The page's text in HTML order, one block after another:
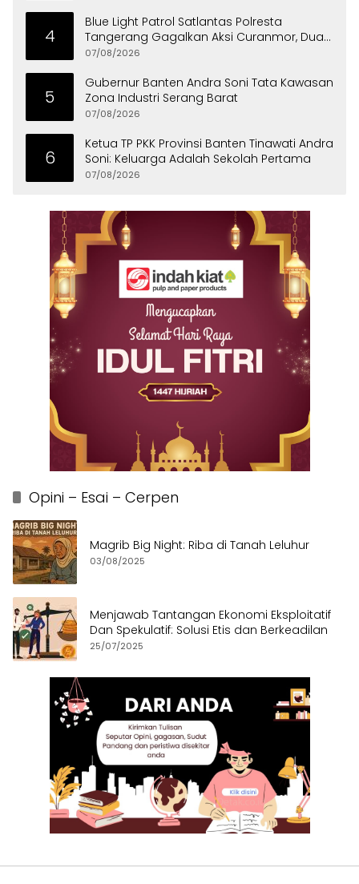
4
Blue Light Patrol Satlantas Polresta
Tangerang Gagalkan Aksi Curanmor, Dua
Pria Diamankan
07/08/2026
5
Gubernur Banten Andra Soni Tata Kawasan
Zona Industri Serang Barat
07/08/2026
6
Ketua TP PKK Provinsi Banten Tinawati Andra
Soni: Keluarga Adalah Sekolah Pertama
07/08/2026
Opini – Esai – Cerpen
Magrib Big Night: Riba di Tanah Leluhur
03/08/2025
Menjawab Tantangan Ekonomi Eksploitatif
Dan Spekulatif: Solusi Etis dan Berkeadilan
25/07/2025